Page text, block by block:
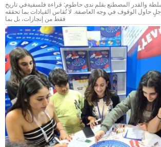
والقدر المصطنع بقلم ندى حاطوم: قراءة فلسفيةفي تاريخ
حاول الوقوف في وجه العاصفة. لا تُقاس القيادات بما تحققه
فقط من إنجازات، بل بما